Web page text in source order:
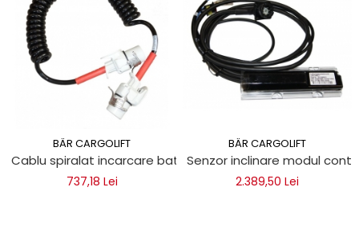
BÄR CARGOLIFT
Cablu spiralat incarcare baterii Bar Cargolift
737,18 Lei
BÄR CARGOLIFT
Senzor inclinare modul
2.389,50 Lei